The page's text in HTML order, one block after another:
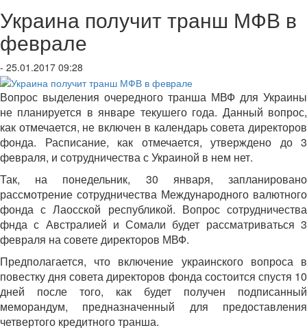
Украина получит транш МФВ в
феврале
- 25.01.2017 09:28
Вопрос выделения очередного транша МВФ для Украины
не планируется в январе текушего года. Данный вопрос,
как отмечается, не включен в календарь совета директоров
фонда. Расписание, как отмечается, утверждено до 3
февраля, и сотрудничества с Украиной в нем нет.
Так, на понедельник, 30 января, запланировано
рассмотрение сотрудничества Международного валютного
фонда с Лаосской республикой. Вопрос сотрудничества
фнда с Австралией и Сомали будет рассматриваться 3
февраля на совете директоров МВФ.
Предполагается, что включение украинского вопроса в
повестку дня совета директоров фонда состоится спустя 10
дней после того, как будет получен подписанный
меморандум, предназначенный для предоставления
четвертого кредитного транша.